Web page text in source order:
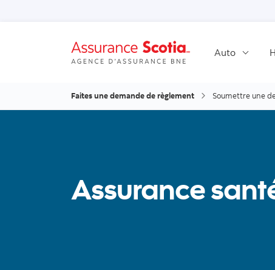
Auto
Faites une demande de règlement Soumettre une
Assurance